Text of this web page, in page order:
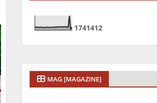
1741412
MAG [MAGAZINE]